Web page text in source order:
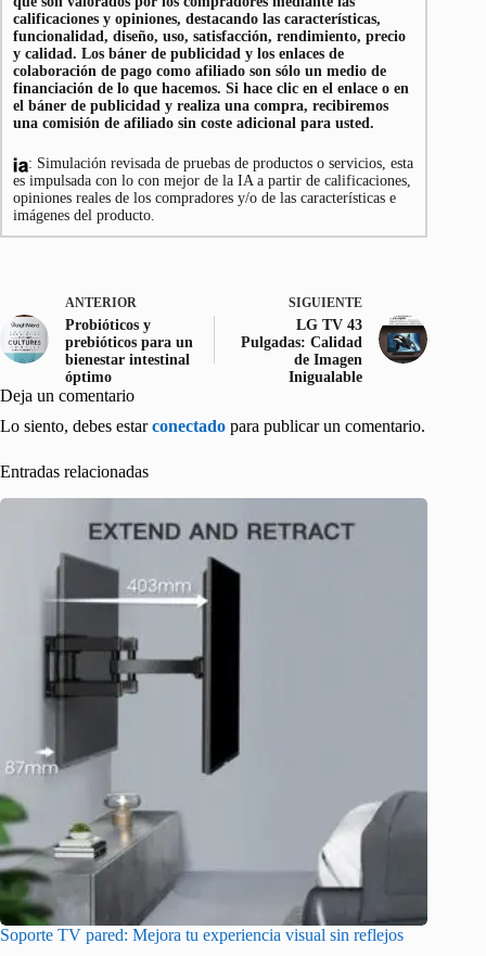
calificaciones y opiniones, destacando las características,
funcionalidad, diseño, uso, satisfacción, rendimiento, precio
y calidad. Los báner de publicidad y los enlaces de
colaboración de pago como afiliado son sólo un medio de
financiación de lo que hacemos. Si hace clic en el enlace o en
el báner de publicidad y realiza una compra, recibiremos
una comisión de afiliado sin coste adicional para usted.
: Simulación revisada de pruebas de productos o servicios, esta
es impulsada con lo con mejor de la IA a partir de calificaciones,
opiniones reales de los compradores y/o de las características e
imágenes del producto.
ANTERIOR
Probióticos y
prebióticos para un
bienestar intestinal
óptimo
SIGUIENTE
LG TV 43
Pulgadas: Calidad
de Imagen
Inigualable
Deja un comentario
Lo siento, debes estarconectado para publicar un comentario.
Entradas relacionadas
Soporte TV pared: Mejora tu experiencia visual sin reflejos